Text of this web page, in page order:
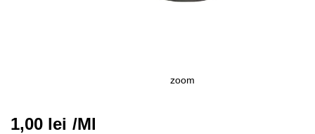
zoom
1,00 lei /Ml